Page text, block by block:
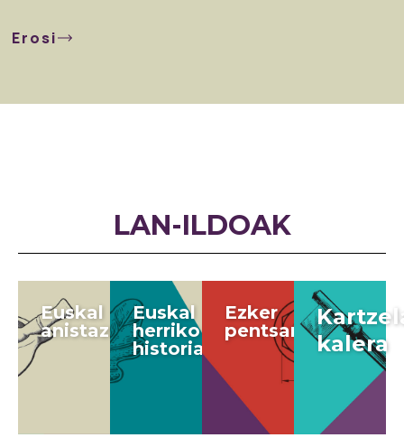
Erosi
LAN-ILDOAK
Euskal
anistazuna
Euskal
herriko
historia
Ezker
pentsamendua
kalera